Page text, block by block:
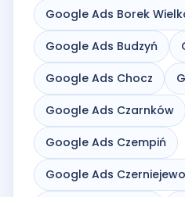
Google Ads Borek
Google Ads Budzyń
Google Ads Chocz
Google Ads Czarnków
Google Ads Czempiń
Google Ads Czerniejewo